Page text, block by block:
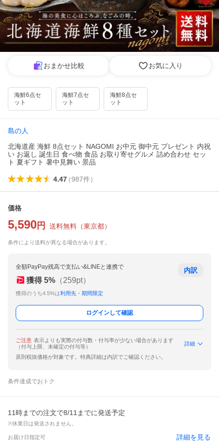
おまかせ比較 お気に入り
海鮮6点セ
ット
海鮮7点セ
ット
海鮮8点セ
ット
島の人
北海道産 海鮮 8点セット NAGOMI お中元 御中元 プレゼント 内祝
い お返し 誕生日 食べ物 食品 お取り寄せグルメ 詰め合わせ セッ
ト 夏ギフト 暑中見舞い 景品
4.47（987件）
価格
5,590 円 送料無料 （東京都）
条件により送料が異なる場合があります。
全額PayPay残高で支払い&LINEと連携で
獲得 5% （259pt）
獲得のうち4.5%は利用先・期間限定
内訳
ログインして確認
ご注意 表示よりも実際の付与数・付与率が少ない場合があります
（付与上限、未確定の付与等）
詳細
原則税抜価格が対象です。特典詳細は内訳でご確認ください。
条件達成でおトク
11時までの注文で8/11までに発送予定
※休業日は発送されません。
お届け日指定可 詳細を見る